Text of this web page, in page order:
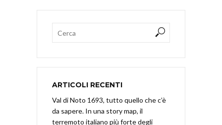
ARTICOLI RECENTI
Val di Noto 1693, tutto quello che c’è
da sapere. In una story map, il
terremoto italiano più forte degli